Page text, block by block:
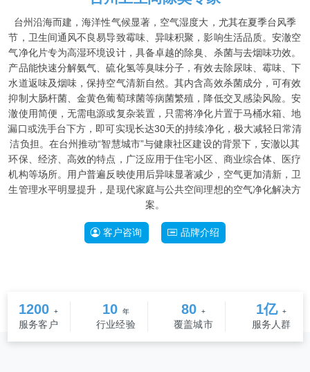
台州沿海而建，海洋性气候显著，空气湿度大，尤其在夏季台风季
节，卫生间通风不良易导致霉味、异味积聚，影响生活品质。安澈空
气净化片专为高湿环境设计，具备卓越的除臭、杀菌与去烟味功效。
产品能快速分解氨气、硫化氢等臭味分子，有效去除尿味、霉味、下
水道返味及烟味，保持空气清新自然。其内含高效杀菌成分，可有效
抑制大肠杆菌、金黄色葡萄球菌等病菌繁殖，降低交叉感染风险。安
澈使用简便，无需电源或复杂装置，只需将净化片置于马桶水箱、地
漏口或洗手台下方，即可实现长达30天的持续净化，极大减轻日常清
洁负担。在台州推动“智慧城市”与健康社区建设的背景下，安澈以其
环保、经济、高效的特点，广泛应用于住宅小区、商业综合体、医疗
机构等场所。用户普遍反映使用后异味显著减少，空气更加清新，卫
生管理水平明显提升，是现代家庭与公共空间理想的空气净化解决方
案。
客户咨询 品牌介绍
1200 +
服务客户
10 年
行业经验
80 +
覆盖城市
1亿 +
服务人群